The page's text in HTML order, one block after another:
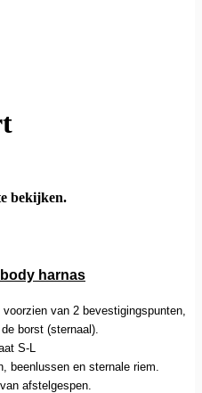
bekijken.
harnas
van 2 bevestigingspunten,
borst (sternaal).
S-L
beenlussen en sternale riem.
afstelgespen.